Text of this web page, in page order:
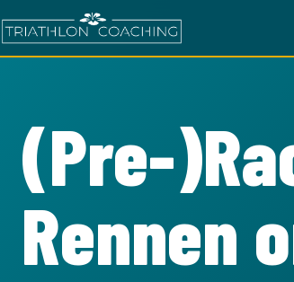
(Pre-
Rennen